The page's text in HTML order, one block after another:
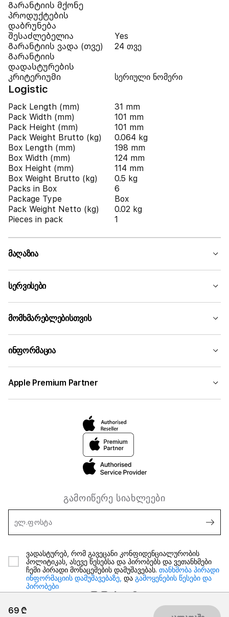
Გარანტიის მქონე
პროდუქტების
დაბრუნება
შესაძლებელია
Yes
Გარანტიის ვადა (თვე)
24 თვე
Გარანტიის
დადასტურების
კრიტერიუმი
სერიული ნომერი
Logistic
Pack Length (mm)
31 mm
Pack Width (mm)
101 mm
Pack Height (mm)
101 mm
Pack Weight Brutto (kg)
0.064 kg
Box Length (mm)
198 mm
Box Width (mm)
124 mm
Box Height (mm)
114 mm
Box Weight Brutto (kg)
0.5 kg
Packs in Box
6
Package Type
Box
Pack Weight Netto (kg)
0.02 kg
Pieces in pack
1
69 ₾
მაღაზია
სერვისები
მომხმარებლებისთვის
ინფორმაცია
Apple Premium Partner
გამოიწერე სიახლეები
ელ.ფოსტა
ვადასტურებ, რომ გავეცანი კონფიდენციალურობის
პოლიტიკას, ასევე წესებსა და პირობებს და ვეთანხმები
ჩემი პირადი მონაცემების დამუშავებას. თანხმობა პირადი
ინფორმაციის დამუშავებაზე, და გამოყენების წესები და
პირობები